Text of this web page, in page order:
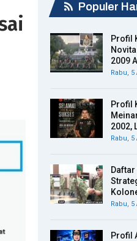
Populer
Profil
2009
Rabu, 5
Profil
2002,
Rabu, 5
Rabu, 5
Profil